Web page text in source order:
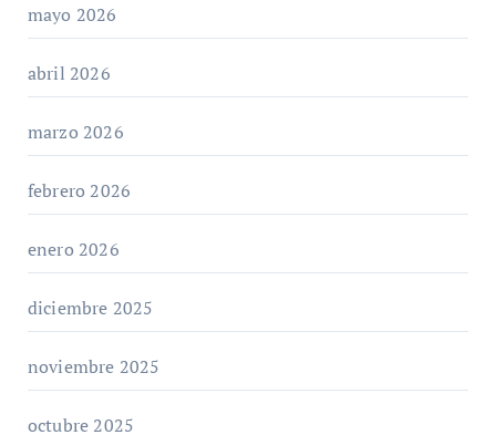
mayo 2026
abril 2026
marzo 2026
febrero 2026
enero 2026
diciembre 2025
noviembre 2025
octubre 2025